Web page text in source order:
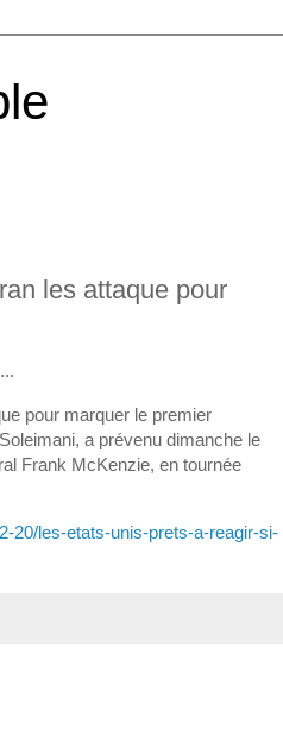
les attaque pour
pour marquer le premier
a prévenu dimanche le
Frank McKenzie, en tournée
20/les-etats-unis-prets-a-reagir-si-